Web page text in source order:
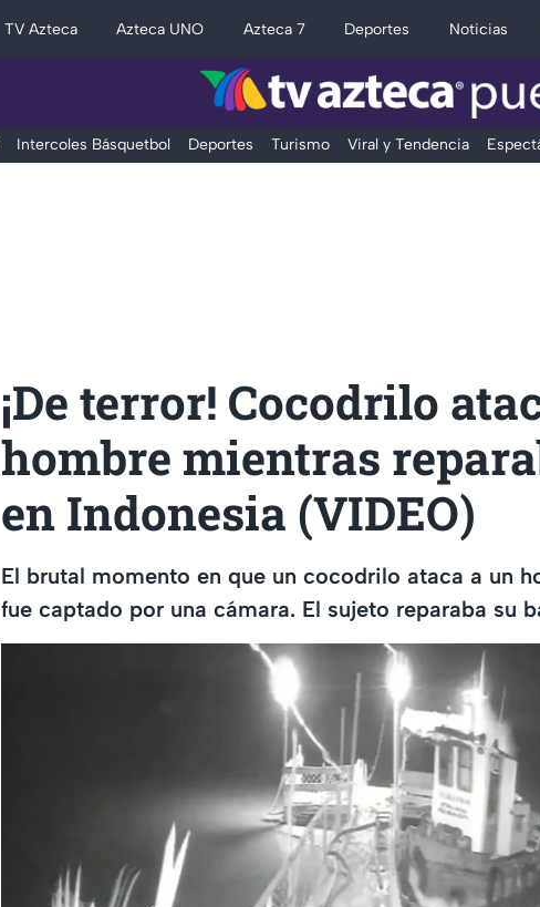
TV Azteca Azteca UNO Azteca 7 Deportes Noticias
Intercoles Básquetbol Deportes Turismo Viral y Tendencia
¡De terror! Cocodrilo
hombre mientras
en Indonesia (VIDEO)
El brutal momento en que un cocodrilo ataca a un
fue captado por una cámara. El sujeto reparaba su